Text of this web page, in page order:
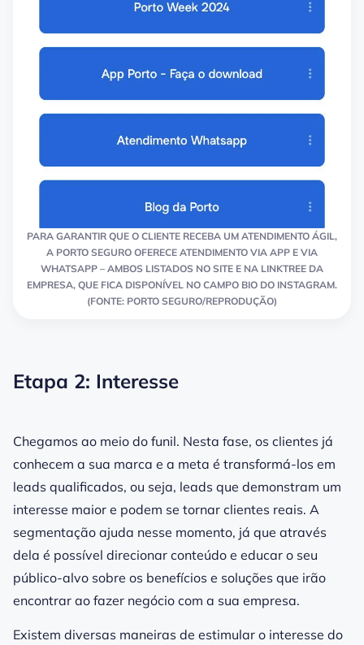
PARA GARANTIR QUE O CLIENTE RECEBA UM ATENDIMENTO ÁGIL,
A PORTO SEGURO OFERECE ATENDIMENTO VIA APP E VIA
WHATSAPP – AMBOS LISTADOS NO SITE E NA LINKTREE DA
EMPRESA, QUE FICA DISPONÍVEL NO CAMPO BIO DO INSTAGRAM.
(FONTE: PORTO SEGURO/REPRODUÇÃO)
Etapa 2: Interesse
Chegamos ao meio do funil. Nesta fase, os clientes já
conhecem a sua marca e a meta é transformá-los em
leads qualificados, ou seja, leads que demonstram um
interesse maior e podem se tornar clientes reais. A
segmentação ajuda nesse momento, já que através
dela é possível direcionar conteúdo e educar o seu
público-alvo sobre os benefícios e soluções que irão
encontrar ao fazer negócio com a sua empresa.
Existem diversas maneiras de estimular o interesse do